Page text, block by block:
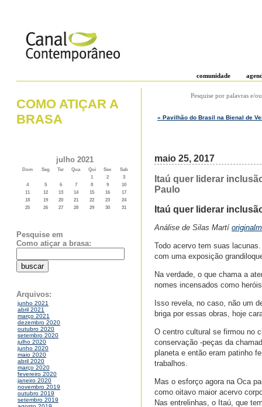
comunidade
COMO ATIÇAR A
BRASA
julho 2021
Dom Seg Ter Qua Qui Sex
Sab
1
2
3
4
5 6 7 8 9
10
11
12 13 14 15 16
17
18
19 20 21 22 23
24
25
26 27 28 29 30 31
Pesquise em
Como atiçar a brasa:
Arquivos:
junho 2021
abril 2021
março 2021
dezembro 2020
outubro 2020
setembro 2020
julho 2020
junho 2020
maio 2020
abril 2020
março 2020
fevereiro 2020
janeiro 2020
novembro 2019
outubro 2019
setembro 2019
Pesquise por palavras e/
« Pavilhão do Brasil na Bienal de
maio 25, 2017
Itaú quer liderar
Paulo
Itaú quer liderar
Análise de Silas Martí
Todo acervo tem suas
com uma exposição
Na verdade, o que chama a
nomes incensados como
Isso revela, no caso, não um
briga por essas obras, hoje
O centro cultural se firmou no
conservação -peças da
planeta e então eram patinho
trabalhos.
Mas o esforço agora na Oca
como oitavo maior acervo
Nas entrelinhas, o Itaú, que